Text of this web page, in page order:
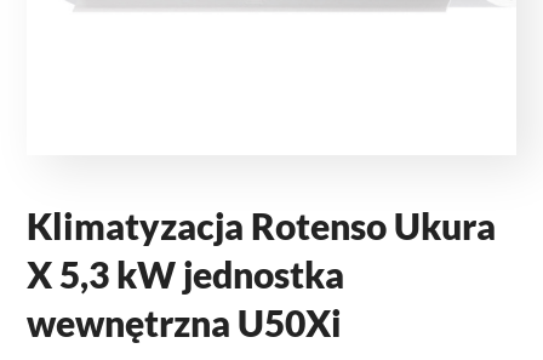
Klimatyzacja Rotenso Ukura
X 5,3 kW jednostka
wewnętrzna U50Xi